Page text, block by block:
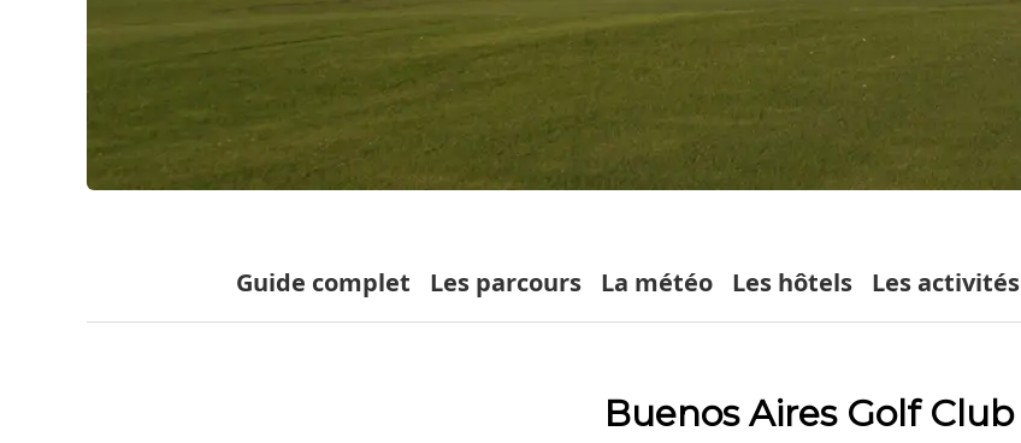
Guide complet Les parcours La météo Les hôtels Les activités
Buenos Aires Golf Club